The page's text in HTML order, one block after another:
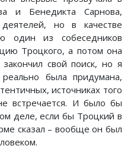
и Бенедикта Сарнова,
но в качестве
один из собеседников
Троцкого, а потом она
свой поиск, но я
была придумана,
источниках того
встречается. И было бы
деле, если бы Троцкий в
сказал – вообще он был